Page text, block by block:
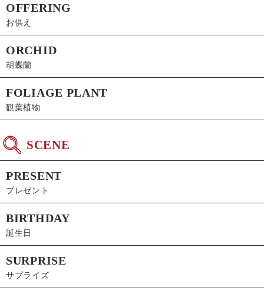
OFFERING
お供え
ORCHID
胡蝶蘭
FOLIAGE PLANT
観葉植物
SCENE
PRESENT
プレゼント
BIRTHDAY
誕生日
SURPRISE
サプライズ